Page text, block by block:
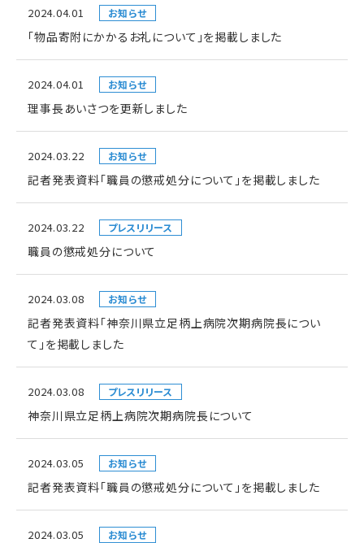
2024.04.01 お知らせ
「物品寄附にかかるお礼について」を掲載しました
2024.04.01 お知らせ
理事長あいさつを更新しました
2024.03.22 お知らせ
記者発表資料「職員の懲戒処分について」を掲載しました
2024.03.22 プレスリリース
職員の懲戒処分について
2024.03.08 お知らせ
記者発表資料「神奈川県立足柄上病院次期病院長につい
て」を掲載しました
2024.03.08 プレスリリース
神奈川県立足柄上病院次期病院長について
2024.03.05 お知らせ
記者発表資料「職員の懲戒処分について」を掲載しました
2024.03.05 お知らせ